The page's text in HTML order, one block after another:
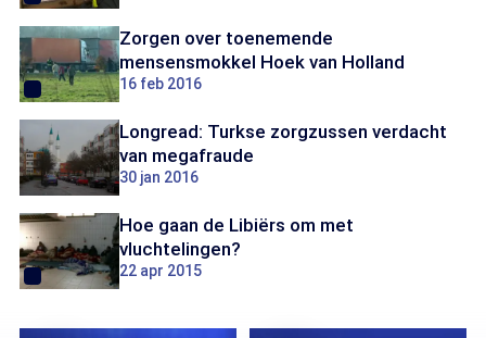
Zorgen over toenemende
mensensmokkel Hoek van Holland
16 feb 2016
Longread: Turkse zorgzussen verdacht
van megafraude
30 jan 2016
Hoe gaan de Libiërs om met
vluchtelingen?
22 apr 2015